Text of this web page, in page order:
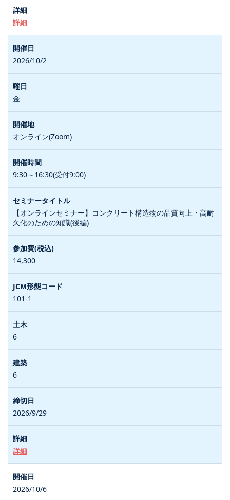
詳細
2026/10/2
金
オンライン(Zoom)
9:30～16:30(受付9:00)
【オンラインセミナー】コンクリート構造物の品質向上・高耐
久化のための知識(後編)
14,300
101-1
6
6
2026/9/29
詳細
2026/10/6